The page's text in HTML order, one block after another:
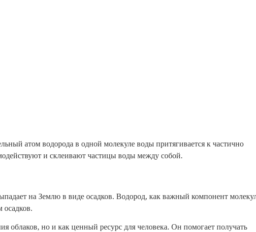
атом водорода в одной молекуле воды притягивается к частично
и склеивают частицы воды между собой.
на Землю в виде осадков. Водород, как важный компонент
осадков.
облаков, но и как ценный ресурс для человека. Он помогает получать